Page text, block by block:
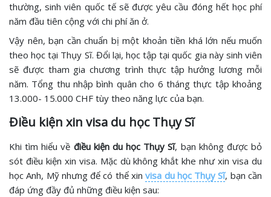
thường, sinh viên quốc tế sẽ được yêu cầu đóng hết học phí
năm đầu tiên cộng với chi phí ăn ở.
Vậy nên, bạn cần chuẩn bị một khoản tiền khá lớn nếu muốn
theo học tại Thụy Sĩ. Đổi lại, học tập tại quốc gia này sinh viên
sẽ được tham gia chương trình thực tập hưởng lương mỗi
năm. Tổng thu nhập bình quân cho 6 tháng thực tập khoảng
13.000- 15.000 CHF tùy theo năng lực của bạn.
Điều kiện xin visa du học Thụy Sĩ
Khi tìm hiểu về điều kiện du học Thụy Sĩ, bạn không được bỏ
sót điều kiện xin visa. Mặc dù không khắt khe như xin visa du
học Anh, Mỹ nhưng để có thể xinvisa du học Thụy Sĩ, bạn cần
đáp ứng đầy đủ những điều kiện sau: